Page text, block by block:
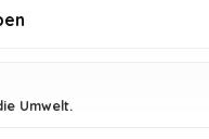
Umwelt.